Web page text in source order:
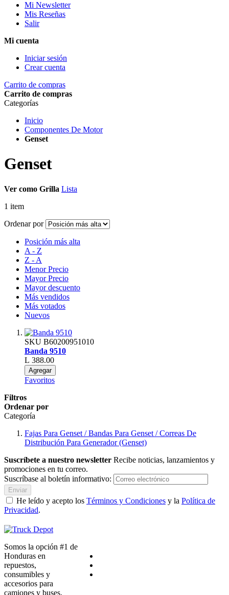
Mi Newsletter
Mis Reseñas
Salir
Mi cuenta
Iniciar sesión
Crear cuenta
Carrito de compras
Carrito de compras
Categorías
Inicio
Componentes De Motor
Genset
Genset
Ver como Grilla Lista
1 item
Ordenar por
Posición más alta
A - Z
Z - A
Menor Precio
Mayor Precio
Mayor descuento
Más vendidos
Más votados
Nuevos
SKU B60200951010
Banda 9510
L 388.00
Agregar
Favoritos
Filtros
Ordenar por
Categoría
Fajas Para Genset / Bandas Para Genset / Correas De
Distribución Para Generador (Genset)
Suscríbete a nuestro newsletter Recibe noticias, lanzamientos y
promociones en tu correo.
Suscríbase al boletín informativo:
Enviar
He leído y acepto los Términos y Condiciones y la Política de
Privacidad.
Somos la opción #1 de
Honduras en
repuestos,
consumibles y
accesorios para
camiones y buses.